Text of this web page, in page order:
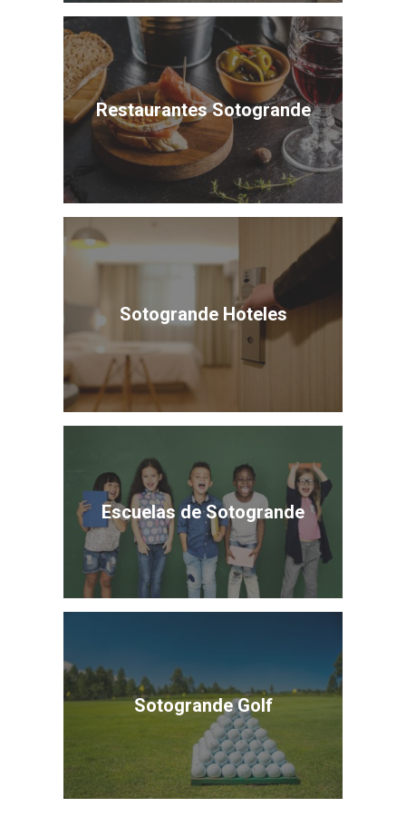
Restaurantes Sotogrande
Sotogrande Hoteles
Escuelas de Sotogrande
Sotogrande Golf